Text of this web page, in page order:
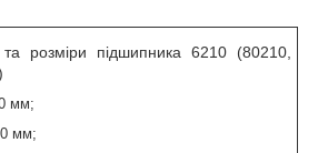
та розміри підшипника 6210 (80210,
мм;
мм;